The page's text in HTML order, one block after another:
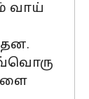
வாய்